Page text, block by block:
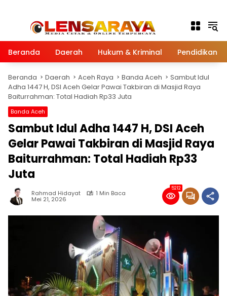
Beranda Daerah Hukum & Kriminal Pendidikan
Beranda Daerah Aceh Raya Banda Aceh
Sambut Idul
Adha 1447 H, DSI Aceh Gelar Pawai Takbiran di Masjid Raya
Baiturrahman: Total Hadiah Rp33 Juta
Banda Aceh
Sambut Idul Adha 1447 H, DSI Aceh
Gelar Pawai Takbiran di Masjid Raya
Baiturrahman: Total Hadiah Rp33
Juta
Rahmad Hidayat 1 Min Baca
Mei 21, 2026
5212